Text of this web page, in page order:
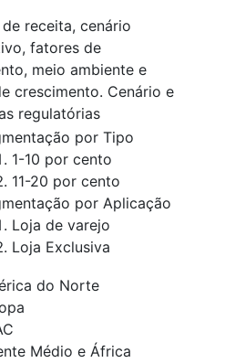
receita, cenário
fatores de
meio ambiente e
crescimento. Cenário e
regulatórias
por Tipo
1-10 por cento
11-20 por cento
por Aplicação
Loja de varejo
Loja Exclusiva
do Norte
Médio e África